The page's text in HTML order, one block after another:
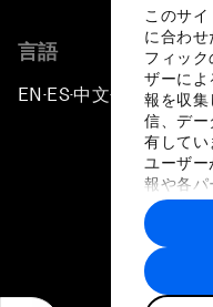
このサ
に合わせ
フィッ
ザーによ
報を収集
信、デー
有してい
ユーザ
報や各パ
に収集
トナーに
す。
言語
EN ▪ES▪中文▪ 日本語
プライバシ